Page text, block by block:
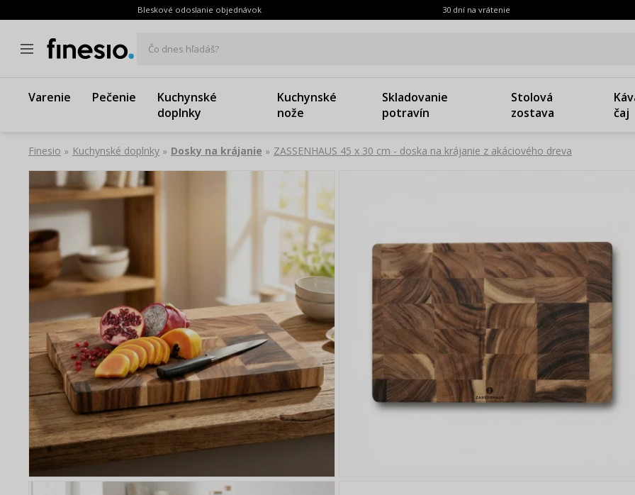
Bleskové odoslanie objednávok 30 dní na vrátenie
Čo dnes hľadáš?
Varenie Pečenie
Kuchynské
doplnky
Kuchynské
nože
Skladovanie
potravín
Stolová
zostava
čaj
Finesio » Kuchynské doplnky » Dosky na krájanie » ZASSENHAUS 45 x 30 cm - doska na krájanie z akáciového dreva